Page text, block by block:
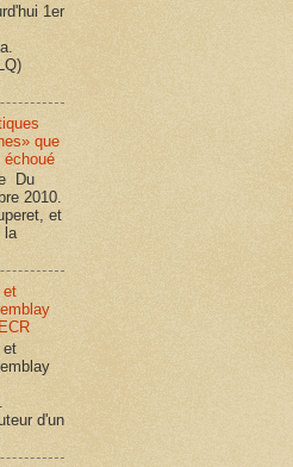
1er
que
Du
2010.
et
la
et
et
d'un